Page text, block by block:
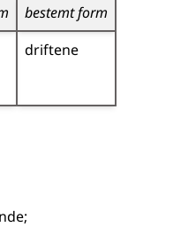
bestemt form
driftene
;